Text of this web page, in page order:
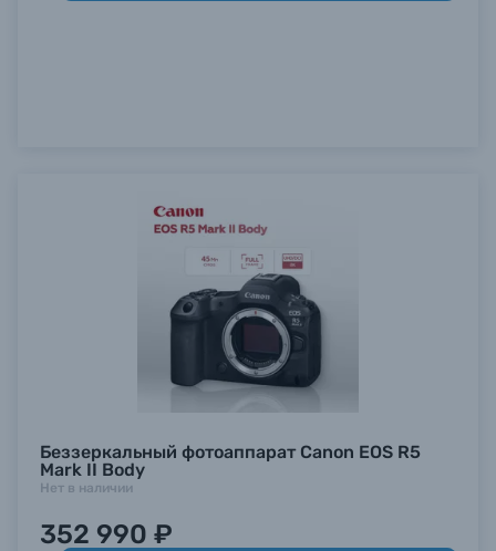
Беззеркальный фотоаппарат Canon EOS R5
Mark II Body
Нет в наличии
352 990 ₽